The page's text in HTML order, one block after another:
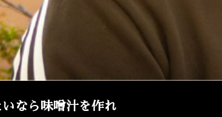
なら味噌汁を作れ